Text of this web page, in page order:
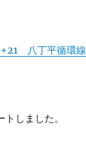
八丁平循環線
しました。